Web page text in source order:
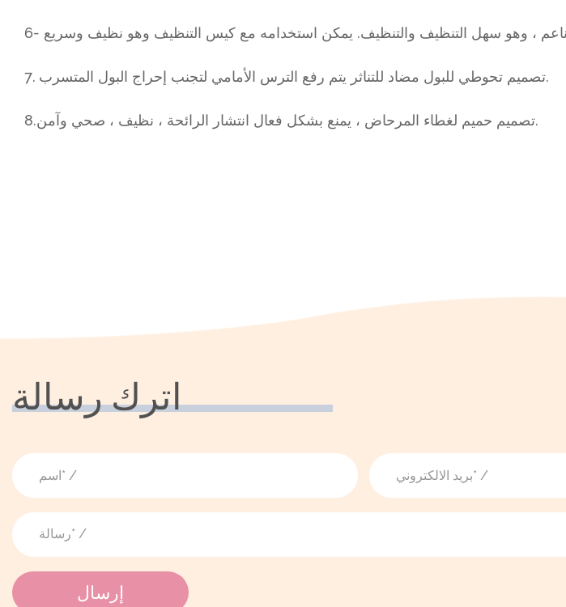
7. تصميم تحوطي للبول مضاد للتناثر يتم رفع الترس الأمامي لتجنب إحراج البول المتسرب.
8.تصميم حميم لغطاء المرحاض ، يمنع بشكل فعال انتشار الرائحة ، نظيف ، صحي وآمن.
اترك رسالة